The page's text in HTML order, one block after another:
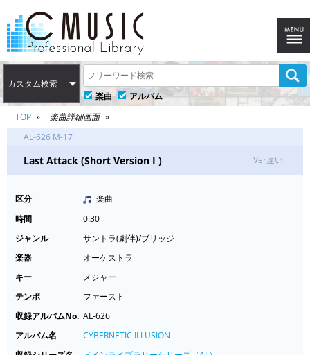
カスタム検索
楽曲
アルバム
TOP
楽曲詳細画面
AL-626 M-17
Last Attack (Short Version I ) Ver違い
区分
楽曲
時間
0:30
ジャンル
サントラ(劇伴)/ブリッジ
楽器
オーケストラ
キー
メジャー
テンポ
ファースト
収録アルバムNo. AL-626
アルバム名
CYBERNETIC ILLUSION